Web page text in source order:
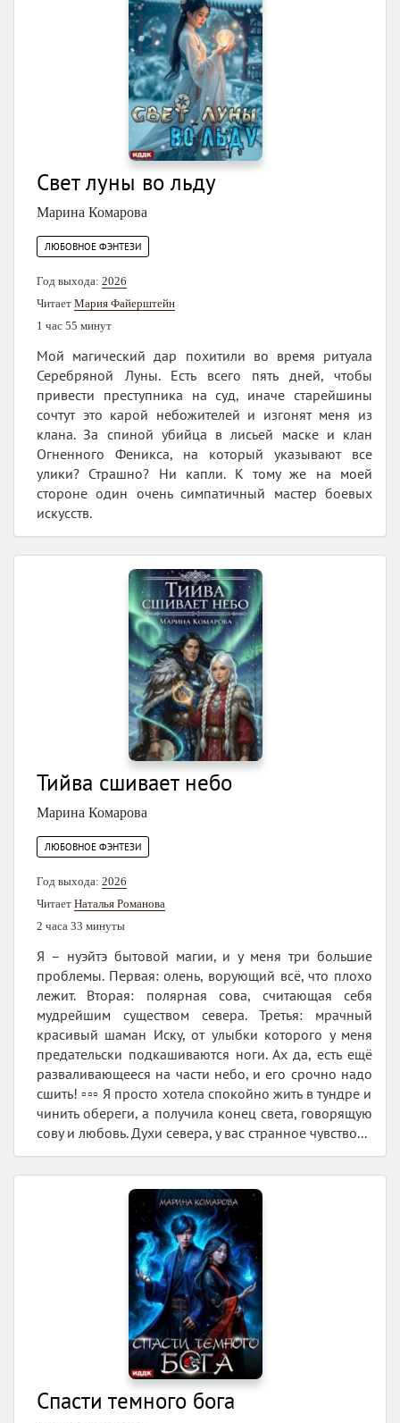
Свет луны во льду
Марина Комарова
ЛЮБОВНОЕ ФЭНТЕЗИ
Год выхода: 2026
Читает Мария Файерштейн
1 час 55 минут
Мой магический дар похитили во время ритуала
Серебряной Луны. Есть всего пять дней, чтобы
привести преступника на суд, иначе старейшины
сочтут это карой небожителей и изгонят меня из
клана. За спиной убийца в лисьей маске и клан
Огненного Феникса, на который указывают все
улики? Страшно? Ни капли. К тому же на моей
стороне один очень симпатичный мастер боевых
искусств.
Тийва сшивает небо
Марина Комарова
ЛЮБОВНОЕ ФЭНТЕЗИ
Год выхода: 2026
Читает Наталья Романова
2 часа 33 минуты
Я – нуэйтэ бытовой магии, и у меня три большие
проблемы. Первая: олень, ворующий всё, что плохо
лежит. Вторая: полярная сова, считающая себя
мудрейшим существом севера. Третья: мрачный
красивый шаман Иску, от улыбки которого у меня
предательски подкашиваются ноги. Ах да, есть ещё
разваливающееся на части небо, и его срочно надо
сшить! ▫️▫️▫️ Я просто хотела спокойно жить в тундре и
чинить обереги, а получила конец света, говорящую
сову и любовь. Духи севера, у вас странное чувство...
Спасти темного бога